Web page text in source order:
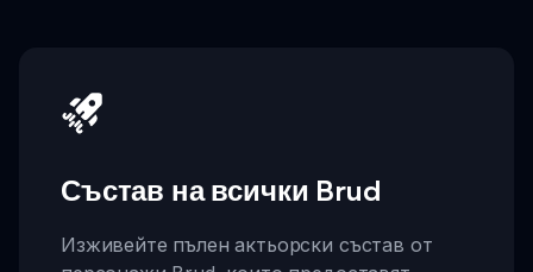
Състав на всички Brud
Изживейте пълен актьорски състав от